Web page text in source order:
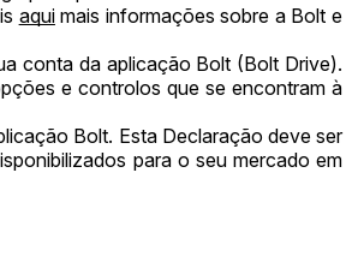
aquimais informações sobre a Bolt e
conta da aplicação Bolt (Bolt Drive).
e controlos que se encontram à
Bolt. Esta Declaração deve ser
para o seu mercado em